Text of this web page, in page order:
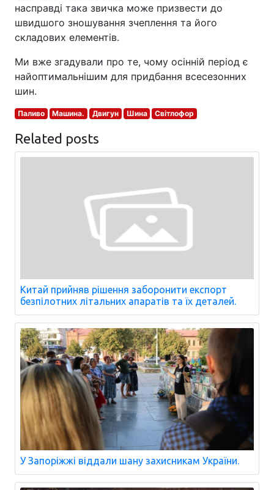
насправді така звичка може призвести до
швидшого зношування зчеплення та його
складових елементів.
Ми вже згадували про те, чому осінній період є
найоптимальнішим для придбання всесезонних
шин.
Паливо Машина. Двигун Шина Світлофор
Related posts
Китай прийняв рішення заборонити експорт
безпілотних літальних апаратів та їх деталей.
У Запоріжжі віддали шану захисникам України.